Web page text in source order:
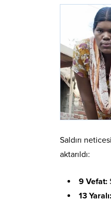
Saldırı
aktarıldı:
9 Vefat:
13 Yaralı: